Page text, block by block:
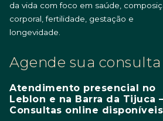
da vida com foco em saúde,
corporal, fertilidade, gestação e
longevidade.
Agende sua consulta
Atendimento presencial no
Leblon e na Barra da Tijuca
Consultas online